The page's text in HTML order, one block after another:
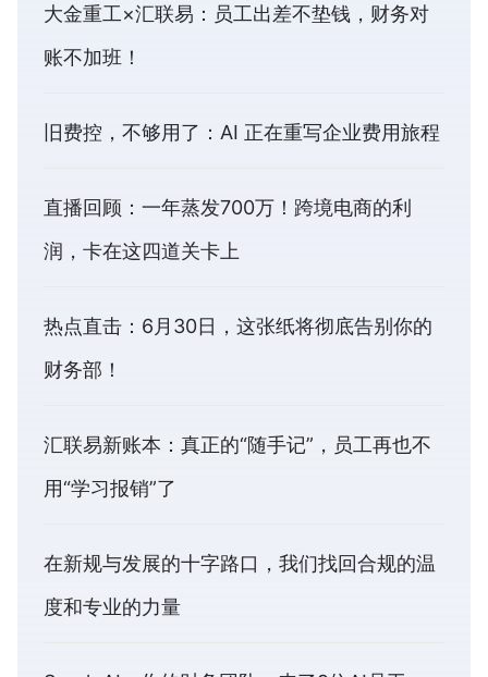
大金重工×汇联易：员工出差不垫钱，财务对
账不加班！
旧费控，不够用了：AI 正在重写企业费用旅程
直播回顾：一年蒸发700万！跨境电商的利
润，卡在这四道关卡上
热点直击：6月30日，这张纸将彻底告别你的
财务部！
汇联易新账本：真正的“随手记”，员工再也不
用“学习报销”了
在新规与发展的十字路口，我们找回合规的温
度和专业的力量